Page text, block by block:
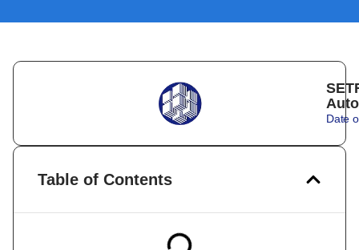
Date
Table of Contents